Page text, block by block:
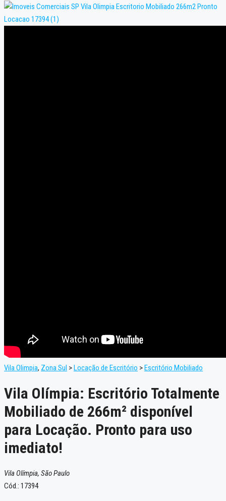
Vila Olimpia, Zona Sul >Locação de Escritório >Escritório Mobiliado
Vila Olímpia: Escritório Totalmente
Mobiliado de 266m² disponível
para Locação. Pronto para uso
imediato!
Vila Olímpia, São Paulo
Cód.: 17394